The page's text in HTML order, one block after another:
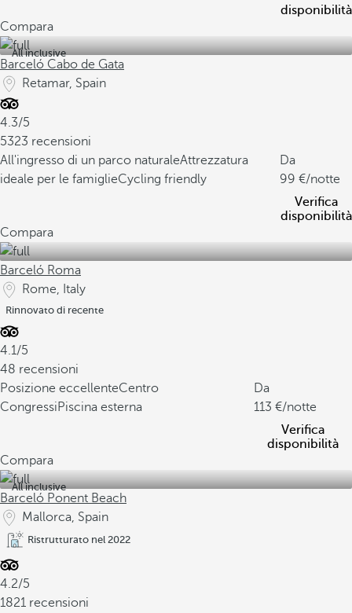
disponibilità
Compara
All inclusive
Barceló Cabo de Gata
Retamar, Spain
4.3/5
5323 recensioni
All'ingresso di un parco naturaleAttrezzatura
ideale per le famiglieCycling friendly
Da
99
/notte
Verifica
disponibilità
Compara
Barceló Roma
Rome, Italy
Rinnovato di recente
4.1/5
48 recensioni
Posizione eccellenteCentro
CongressiPiscina esterna
Da
113
/notte
Verifica
disponibilità
Compara
All inclusive
Barceló Ponent Beach
Mallorca, Spain
Ristrutturato nel 2022
4.2/5
1821 recensioni